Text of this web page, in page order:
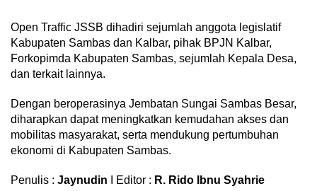
Open Traffic JSSB dihadiri sejumlah anggota legislatif
Kabupaten Sambas dan Kalbar, pihak BPJN Kalbar,
Forkopimda Kabupaten Sambas, sejumlah Kepala Desa,
dan terkait lainnya.
Dengan beroperasinya Jembatan Sungai Sambas Besar,
diharapkan dapat meningkatkan kemudahan akses dan
mobilitas masyarakat, serta mendukung pertumbuhan
ekonomi di Kabupaten Sambas.
Penulis : Jaynudin I Editor : R. Rido Ibnu Syahrie